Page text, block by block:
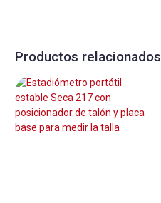
Productos relacionados